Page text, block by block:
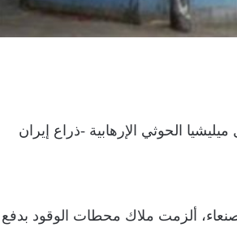
الحوثي الإرهابية -ذراع إيران
صنعاء، ألزمت ملاك محطات الوقود بدفع